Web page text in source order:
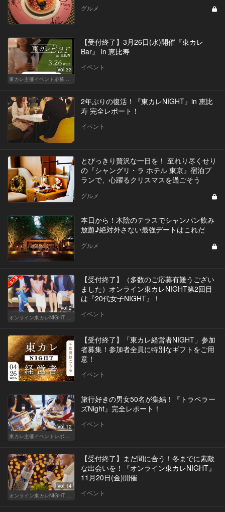
グルメ
Vol.33
東カレ主催イベント応募詳細記事一覧
【受付終了】3月26日(水)開催『東カレ
Bar』 in 恵比寿
イベント
2年ぶりの復活！『東カレNIGHT』in 恵比
寿 完全レポート！
イベント
とびっきり贅沢な一日を！ 至れり尽くせり
の『シャングリ・ラ ホテル 東京』宿泊プ
ランで、心躍るクリスマスを過ごそう
グルメ
本日から！木陰のテラスでシャンパン飲み
放題♪絶対外さない最強デートはこれだ
グルメ
Vol.2
オンライン東カレNIGHT イベント募集
【受付終了】（多数のご応募有難うござい
ました）オンライン東カレNIGHT第2回目
は『20代女子NIGHT』！
イベント
【受付終了】「東カレ経営者NIGHT」参加
者募集！参加者全員に特別なギフトをご用
意！
イベント
Vol.12
東カレ主催イベントレポート
旅行好きの男女50名が集結！『トラベラー
ズNight』完全レポート！
イベント
Vol.14
オンライン東カレNIGHT イベント募集
【受付終了】まだ間に合う！冬までに素敵
な出会いを！『オンライン東カレNIGHT』
11月20日(金)開催
イベント